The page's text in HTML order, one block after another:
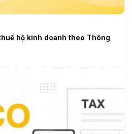
hộ kinh doanh theo Thông